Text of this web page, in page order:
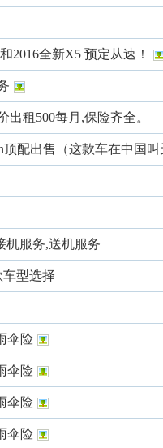
2016全新X5 预定从速！
出租500每月,保险齐全。
顶配出售（这款车在中国
机服务,送机服务
型选择
伞险
伞险
伞险
伞险